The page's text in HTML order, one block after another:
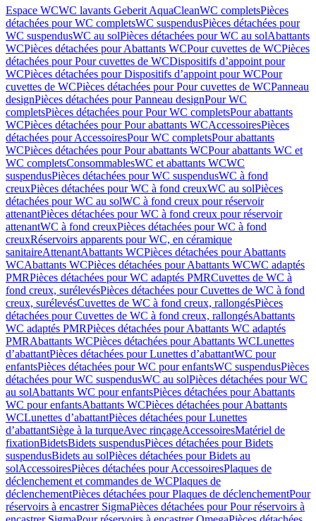
Espace WCWC lavants Geberit AquaCleanWC completsPièces
détachées pour WC completsWC suspendusPièces détachées pour
WC suspendusWC au solPièces détachées pour WC au solAbattants
WCPièces détachées pour Abattants WCPour cuvettes de WCPièces
détachées pour Pour cuvettes de WCDispositifs d’appoint pour
WCPièces détachées pour Dispositifs d’appoint pour WCPour
cuvettes de WCPièces détachées pour Pour cuvettes de WCPanneau
designPièces détachées pour Panneau designPour WC
completsPièces détachées pour Pour WC completsPour abattants
WCPièces détachées pour Pour abattants WCAccessoiresPièces
détachées pour AccessoiresPour WC completsPour abattants
WCPièces détachées pour Pour abattants WCPour abattants WC et
WC completsConsommablesWC et abattants WCWC
suspendusPièces détachées pour WC suspendusWC à fond
creuxPièces détachées pour WC à fond creuxWC au solPièces
détachées pour WC au solWC à fond creux pour réservoir
attenantPièces détachées pour WC à fond creux pour réservoir
attenantWC à fond creuxPièces détachées pour WC à fond
creuxRéservoirs apparents pour WC, en céramique
sanitaireAttenantAbattants WCPièces détachées pour Abattants
WCAbattants WCPièces détachées pour Abattants WCWC adaptés
PMRPièces détachées pour WC adaptés PMRCuvettes de WC à
fond creux, surélevésPièces détachées pour Cuvettes de WC à fond
creux, surélevésCuvettes de WC à fond creux, rallongésPièces
détachées pour Cuvettes de WC à fond creux, rallongésAbattants
WC adaptés PMRPièces détachées pour Abattants WC adaptés
PMRAbattants WCPièces détachées pour Abattants WCLunettes
d’abattantPièces détachées pour Lunettes d’abattantWC pour
enfantsPièces détachées pour WC pour enfantsWC suspendusPièces
détachées pour WC suspendusWC au solPièces détachées pour WC
au solAbattants WC pour enfantsPièces détachées pour Abattants
WC pour enfantsAbattants WCPièces détachées pour Abattants
WCLunettes d’abattantPièces détachées pour Lunettes
d’abattantSiège à la turqueAvec rinçageAccessoiresMatériel de
fixationBidetsBidets suspendusPièces détachées pour Bidets
suspendusBidets au solPièces détachées pour Bidets au
solAccessoiresPièces détachées pour AccessoiresPlaques de
déclenchement et commandes de WCPlaques de
déclenchementPièces détachées pour Plaques de déclenchementPour
réservoirs à encastrer SigmaPièces détachées pour Pour réservoirs à